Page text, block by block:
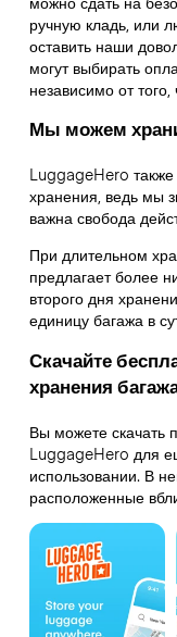
ручную кладь, или
оставить наши
могут выбирать
независимо от
Мы можем
LuggageHero также
хранения, ведь мы
важна свобода
При длительном
предлагает более
второго дня
единицу багажа в
Скачайте
хранения
Вы можете скачать
LuggageHero для
использовании. В
расположенные